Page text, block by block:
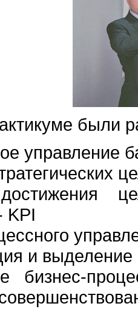
были
управление
KPI
и выделение
бизнес-